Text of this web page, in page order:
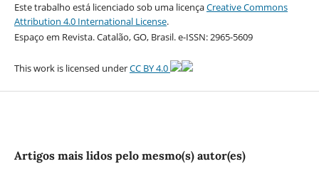
Este trabalho está licenciado sob uma licençaCreative Commons
Attribution 4.0 International License.
Espaço em Revista. Catalão, GO, Brasil. e-ISSN: 2965-5609
This work is licensed underCC BY 4.0
Artigos mais lidos pelo mesmo(s) autor(es)